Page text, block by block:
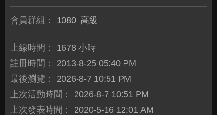
會員群組： 1080i 高級
上線時間：
1678 小時
註冊時間：
2013-8-25 05:40 PM
最後瀏覽：
2026-8-7 10:51 PM
上次活動時間：
2026-8-7 10:51 PM
上次發表時間：
2020-5-16 12:01 AM